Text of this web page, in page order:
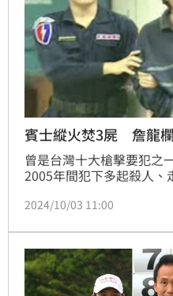
賓士縱火焚3屍 詹龍
曾是台灣十大槍擊要犯之
2005年間犯下多起殺人
傷害肉票為原則，加上他
湖俠義，他的其中一名小
還，竟將三名朋友綁在白
死，1999年死刑定讞後於
2024/10/03 11:00